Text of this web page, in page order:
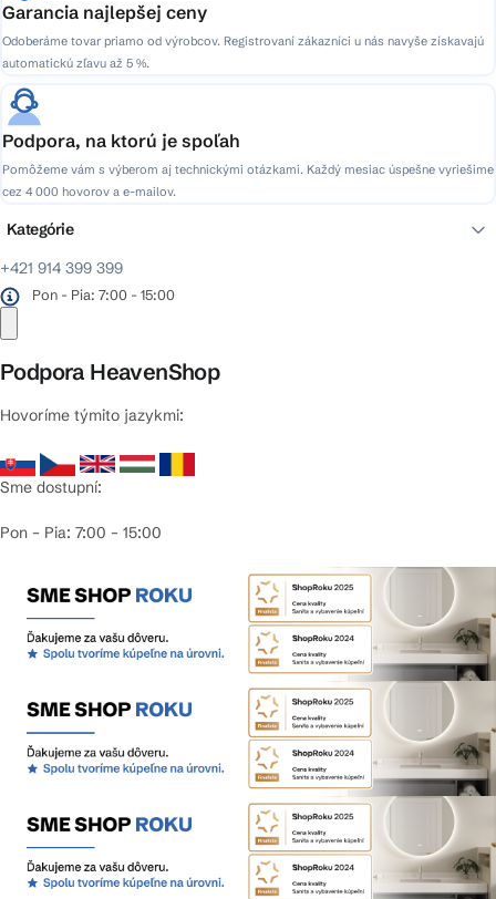
Garancia najlepšej ceny
Odoberáme tovar priamo od výrobcov. Registrovaní zákazníci u nás navyše získavajú
automatickú zľavu až 5 %.
Podpora, na ktorú je spoľah
Pomôžeme vám s výberom aj technickými otázkami. Každý mesiac úspešne vyriešime
cez 4 000 hovorov a e-mailov.
+421 914 399 399
Pon - Pia: 7:00 - 15:00
Podpora HeavenShop
Hovoríme týmito jazykmi:
Sme dostupní:
Pon – Pia: 7:00 – 15:00
Kategórie